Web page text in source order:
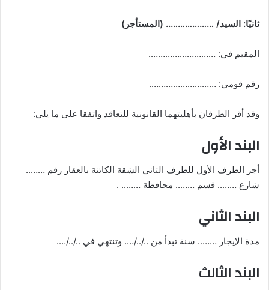
ثانيًا: السيد/ ……………….. (المستأجر)
المقيم في: ……………………….
رقم قومي: ……………………….
وقد أقر الطرفان بأهليتهما القانونية للتعاقد واتفقا على ما يلي:
البند الأول
أجر الطرف الأول للطرف الثاني الشقة الكائنة بالعقار رقم ……..
شارع …….. قسم …….. محافظة …….. .
البند الثاني
مدة الإيجار …….. سنة تبدأ من ../../…. وتنتهي في ../../….
البند الثالث